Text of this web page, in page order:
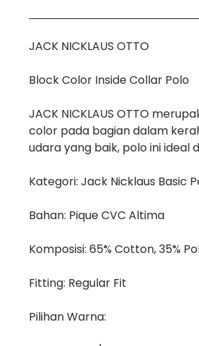
JACK NICKLAUS OTTO
Block Color Inside Collar Polo
JACK NICKLAUS OTTO
color pada bagian dalam
udara yang baik, polo ini ideal
Kategori: Jack Nicklaus Basic
Bahan: Pique CVC Altima
Komposisi: 65% Cotton, 35%
Fitting: Regular Fit
Pilihan Warna: